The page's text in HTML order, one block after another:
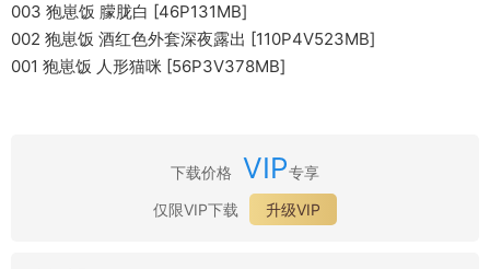
003 狍崽饭 朦胧白 [46P131MB]
002 狍崽饭 酒红色外套深夜露出 [110P4V523MB]
001 狍崽饭 人形猫咪 [56P3V378MB]
下载价格 VIP专享
仅限VIP下载
升级VIP